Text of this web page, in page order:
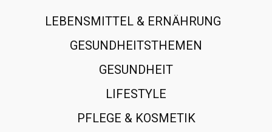
LEBENSMITTEL & ERNÄHRUNG
GESUNDHEITSTHEMEN
GESUNDHEIT
LIFESTYLE
PFLEGE & KOSMETIK